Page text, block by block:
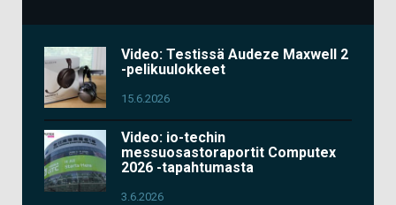
Video: Testissä Audeze Maxwell 2
-pelikuulokkeet
15.6.2026
Video: io-techin
messuosastoraportit Computex
2026 -tapahtumasta
3.6.2026